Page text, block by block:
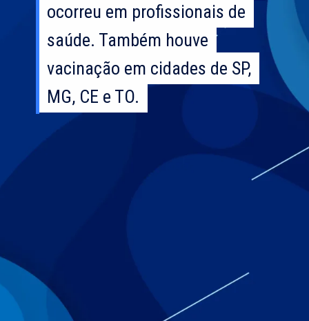
ocorreu em profissionais de
saúde. Também houve
vacinação em cidades de SP,
MG, CE e TO.
ocorreu em profissionais de
saúde. Também houve
vacinação em cidades de SP,
MG, CE e TO.